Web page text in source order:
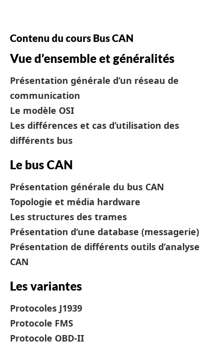
Contenu du cours Bus CAN
Vue d’ensemble et généralités
Présentation générale d’un réseau de
communication
Le modèle OSI
Les différences et cas d’utilisation des
différents bus
Le bus CAN
Présentation générale du bus CAN
Topologie et média hardware
Les structures des trames
Présentation d’une database (messagerie)
Présentation de différents outils d’analyse
CAN
Les variantes
Protocoles J1939
Protocole FMS
Protocole OBD-II